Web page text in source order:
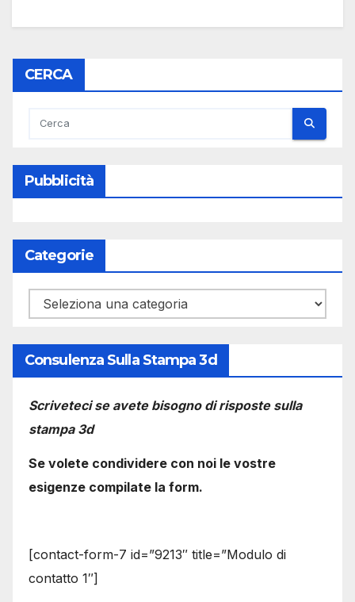
CERCA
Pubblicità
Categorie
Categorie
Consulenza Sulla Stampa 3d
Scriveteci se avete bisogno di risposte sulla
stampa 3d
Se volete condividere con noi le vostre
esigenze compilate la form.
[contact-form-7 id=”9213″ title=”Modulo di
contatto 1″]